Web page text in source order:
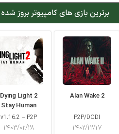
برترین بازی های کامپیوتر بروز شده
Dying Light 2
Stay Human
v1.16.2 – P2P
۱۴۰۳/۰۲/۲۸
Alan Wake 2
P2P/DODI
۱۴۰۲/۱۲/۱۷